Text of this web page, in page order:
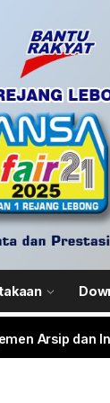
Umum di
100 Nasional
Arsip dan
Rejang